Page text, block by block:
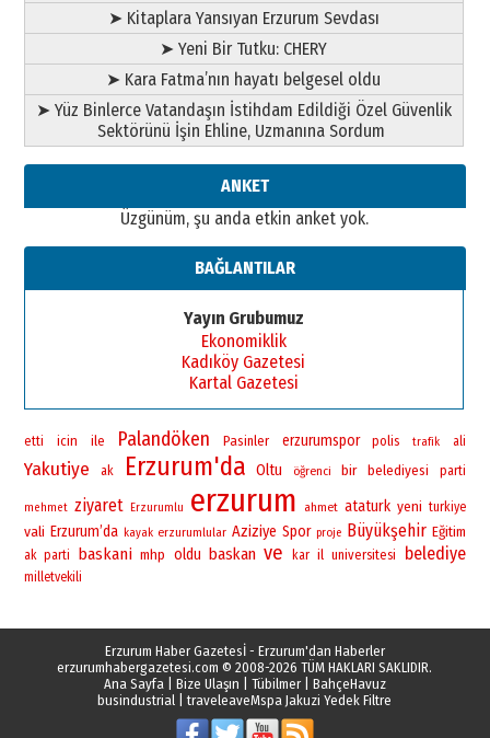
➤ Kitaplara Yansıyan Erzurum Sevdası
➤ Yeni Bir Tutku: CHERY
➤ Kara Fatma’nın hayatı belgesel oldu
➤ Yüz Binlerce Vatandaşın İstihdam Edildiği Özel Güvenlik
Sektörünü İşin Ehline, Uzmanına Sordum
ANKET
Üzgünüm, şu anda etkin anket yok.
BAĞLANTILAR
Yayın Grubumuz
Ekonomiklik
Kadıköy Gazetesi
Kartal Gazetesi
etti icin ile Palandöken Pasinler erzurumspor polis trafik ali
Yakutiye ak Erzurum'da Oltu öğrenci bir belediyesi parti
mehmet ziyaret Erzurumlu erzurum ahmet ataturk yeni turkiye
vali Erzurum’da kayak erzurumlular Aziziye Spor proje Büyükşehir Eğitim
ak parti baskani mhp oldu baskan ve kar il universitesi belediye
milletvekili
Erzurum Haber Gazetesİ - Erzurum'dan Haberler
erzurumhabergazetesi.com © 2008-2026 TÜM HAKLARI SAKLIDIR.
Ana Sayfa| Bize Ulaşın Tübilmer| BahçeHavuz
busindustrial |traveleaveMspa Jakuzi Yedek Filtre